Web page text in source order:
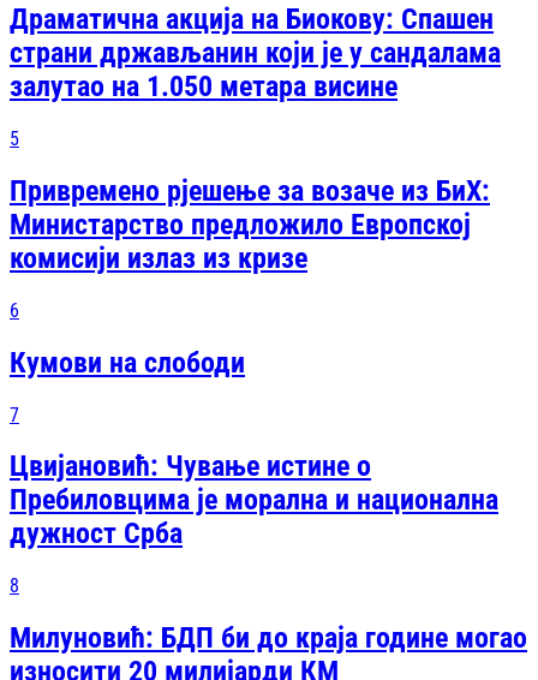
Драматична акција на Биокову: Спашен
страни држављанин који је у сандалама
залутао на 1.050 метара висине
5
Привремено рјешење за возаче из БиХ:
Министарство предложило Европској
комисији излаз из кризе
6
Кумови на слободи
7
Цвијановић: Чување истине о
Пребиловцима је морална и национална
дужност Срба
8
Милуновић: БДП би до краја године могао
износити 20 милијарди КМ